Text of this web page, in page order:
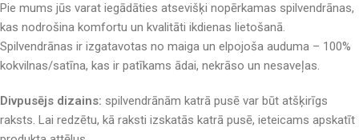
Pie mums jūs varat iegādāties atsevišķi nopērkamas spilvendrānas,
kas nodrošina komfortu un kvalitāti ikdienas lietošanā.
Spilvendrānas ir izgatavotas no maiga un elpojoša auduma – 100%
kokvilnas/satīna, kas ir patīkams ādai, nekrāso un nesaveļas.
Divpusējs dizains: spilvendrānām katrā pusē var būt atšķirīgs
raksts. Lai redzētu, kā raksti izskatās katrā pusē, ieteicams apskatīt